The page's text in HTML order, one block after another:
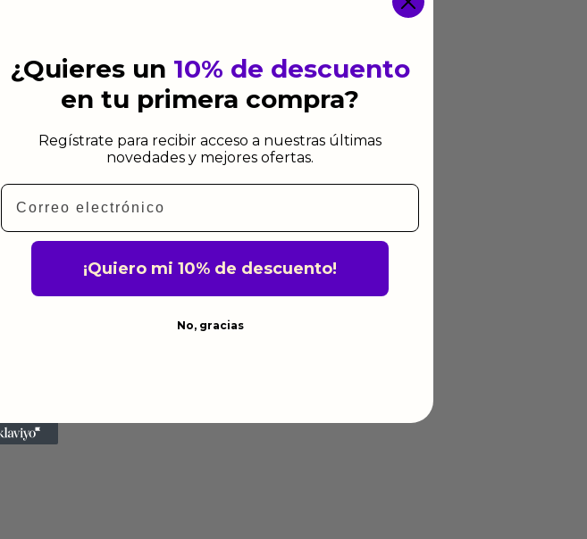
¿Quieres un 10% de descuento
en tu primera compra?
Regístrate para recibir acceso a nuestras últimas
novedades y mejores ofertas.
Email
¡Quiero mi 10% de descuento!
No, gracias